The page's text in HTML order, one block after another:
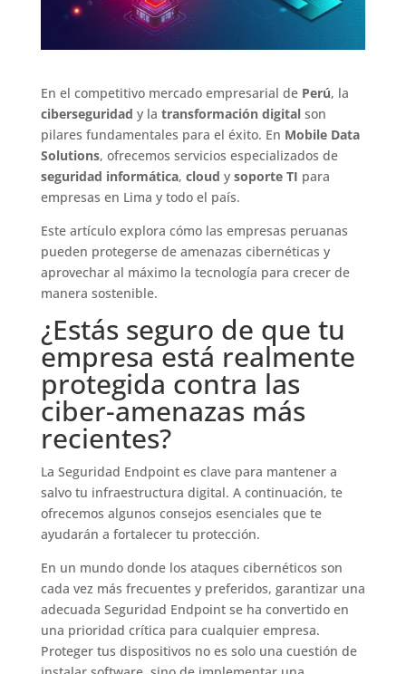
En el competitivo mercado empresarial de Perú, la
ciberseguridad y la transformación digitalson
pilares fundamentales para el éxito. En Mobile Data
Solutions, ofrecemos servicios especializados de
seguridad informática, cloud y soporte TI para
empresas en Lima y todo el país.
Este artículo explora cómo las empresas peruanas
pueden protegerse de amenazas cibernéticas y
aprovechar al máximo la tecnología para crecer de
manera sostenible.
¿Estás seguro de que tu
empresa está realmente
protegida contra las
ciber-amenazas más
recientes?
La Seguridad Endpoint es clave para mantener a
salvo tu infraestructura digital. A continuación, te
ofrecemos algunos consejos esenciales que te
ayudarán a fortalecer tu protección.
En un mundo donde los ataques cibernéticos son
cada vez más frecuentes y preferidos, garantizar una
adecuada Seguridad Endpoint se ha convertido en
una prioridad crítica para cualquier empresa.
Proteger tus dispositivos no es solo una cuestión de